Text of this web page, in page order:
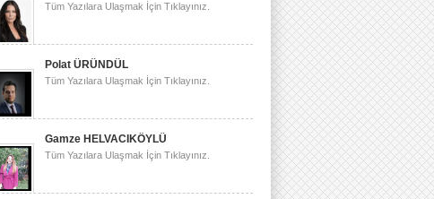
Tüm Yazılara Ulaşmak İçin Tıklayınız.
Polat ÜRÜNDÜL
Tüm Yazılara Ulaşmak İçin Tıklayınız.
Gamze HELVACIKÖYLÜ
Tüm Yazılara Ulaşmak İçin Tıklayınız.